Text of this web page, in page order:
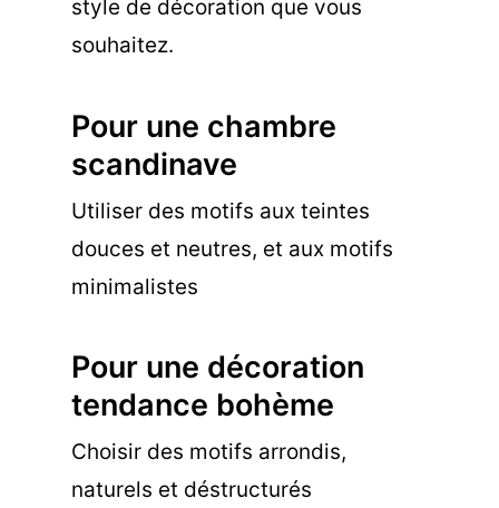
style de décoration que vous
souhaitez.
Pour une chambre
scandinave
Utiliser des motifs aux teintes
douces et neutres, et aux motifs
minimalistes
Pour une décoration
tendance bohème
Choisir des motifs arrondis,
naturels et déstructurés